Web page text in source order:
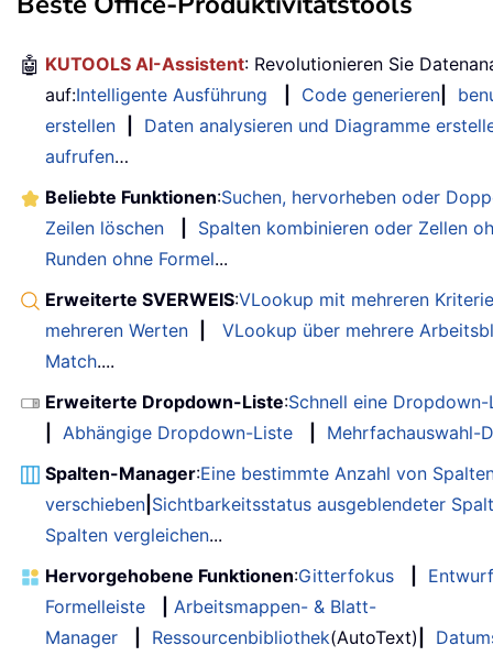
🤖 KUTOOLS AI-Assistent: Revolutionieren Sie
auf:Intelligente Ausführung Code generieren
erstellen
Daten analysieren und Diagramme
aufrufen…
Beliebte Funktionen:Suchen, hervorheben oder
Zeilen löschen
Spalten kombinieren oder Zellen
Runden ohne Formel...
Erweiterte SVERWEIS:VLookup mit mehreren
mehreren Werten
VLookup über mehrere
Match....
Erweiterte Dropdown-Liste:Schnell eine
Abhängige Dropdown-Liste
Mehrfachauswahl-
Spalten-Manager:Eine bestimmte Anzahl von
verschieben Sichtbarkeitsstatus ausgeblendeter
Spalten vergleichen...
Hervorgehobene Funktionen:Gitterfokus
Entwurf
Formelleiste
Arbeitsmappen- & Blatt-
Manager
Ressourcenbibliothek(AutoText)